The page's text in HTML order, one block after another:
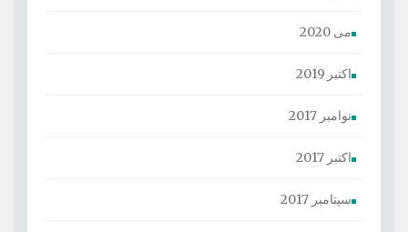
می 2020
اکتبر 2019
نوامبر 2017
اکتبر 2017
سپتامبر 2017